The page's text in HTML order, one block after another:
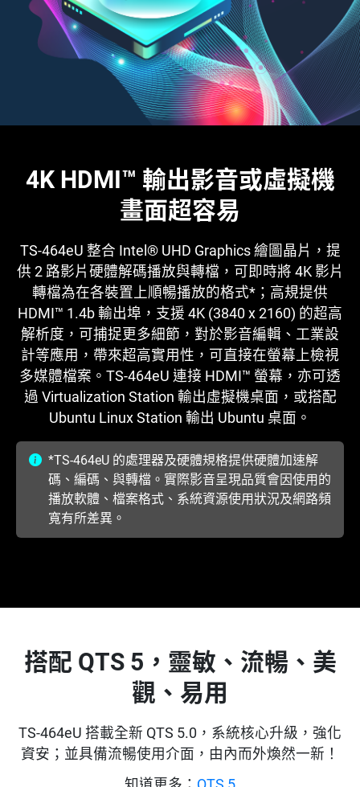
4K HDMI™ 輸出影音或虛擬機
畫面超容易
TS-464eU 整合 Intel® UHD Graphics 繪圖晶片，提
供 2 路影片硬體解碼播放與轉檔，可即時將 4K 影片
轉檔為在各裝置上順暢播放的格式*；高規提供
HDMI™ 1.4b 輸出埠，支援 4K (3840 x 2160) 的超高
解析度，可捕捉更多細節，對於影音編輯、工業設
計等應用，帶來超高實用性，可直接在螢幕上檢視
多媒體檔案。TS-464eU 連接 HDMI™ 螢幕，亦可透
過 Virtualization Station 輸出虛擬機桌面，或搭配
Ubuntu Linux Station 輸出 Ubuntu 桌面。
*TS-464eU 的處理器及硬體規格提供硬體加速解
碼、編碼、與轉檔。實際影音呈現品質會因使用的
播放軟體、檔案格式、系統資源使用狀況及網路頻
寬有所差異。
搭配 QTS 5，靈敏、流暢、美
觀、易用
TS-464eU 搭載全新 QTS 5.0，系統核心升級，強化
資安；並具備流暢使用介面，由內而外煥然一新！